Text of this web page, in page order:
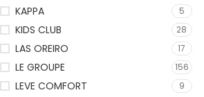
KAPPA 5
KIDS CLUB 28
LAS OREIRO 17
LE GROUPE 156
LEVE COMFORT 9